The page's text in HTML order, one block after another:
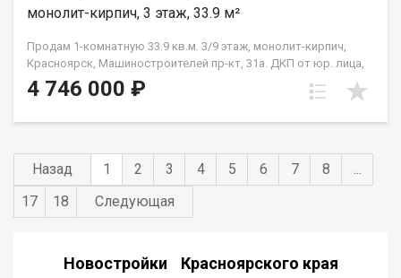
монолит-кирпич, 3 этаж, 33.9 м²
Продам 1-комнатную 33.9 кв.м. 3/9 этаж, монолит-кирпич,
Красноярск, Машиностроителей пр-кт, 31а. ДКП от юр. лица,
не от Застройщика
4 746 000 ₽
Назад 1 2 3 4 5 6 7 8
...
17
18 Следующая
Новостройки Красноярского края